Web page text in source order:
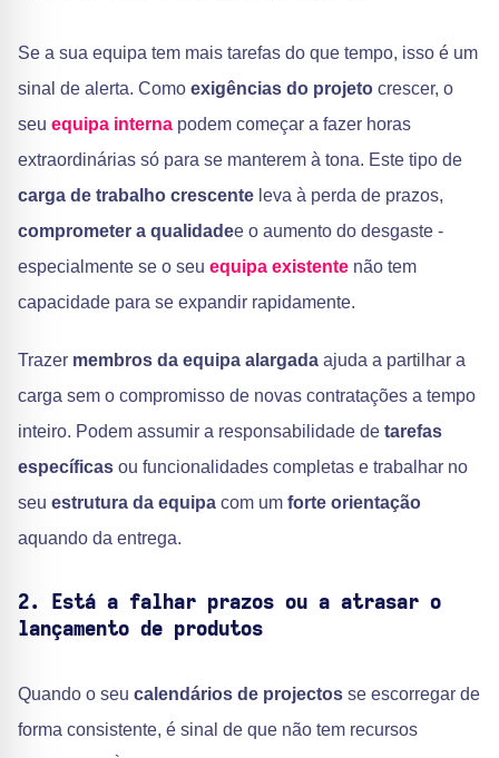
Se a sua equipa tem mais tarefas do que tempo, isso é um
sinal de alerta. Como exigências do projeto crescer, o
seu equipa interna podem começar a fazer horas
extraordinárias só para se manterem à tona. Este tipo de
carga de trabalho crescente leva à perda de prazos,
comprometer a qualidadee o aumento do desgaste -
especialmente se o seu equipa existente não tem
capacidade para se expandir rapidamente.
Trazer membros da equipa alargada ajuda a partilhar a
carga sem o compromisso de novas contratações a tempo
inteiro. Podem assumir a responsabilidade de tarefas
específicas ou funcionalidades completas e trabalhar no
seu estrutura da equipa com um forte orientação
aquando da entrega.
2. Está a falhar prazos ou a atrasar o
lançamento de produtos
Quando o seu calendários de projectos se escorregar de
forma consistente, é sinal de que não tem recursos